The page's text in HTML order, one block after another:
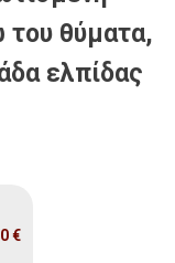
του θύματα,
ελπίδας
€